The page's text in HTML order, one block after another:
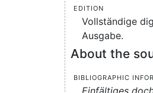
Edition
Vollständige
Ausgabe.
About the
Bibliographic
Einfältiges